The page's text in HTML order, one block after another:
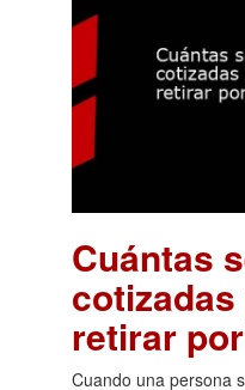
Cuántas
retirar